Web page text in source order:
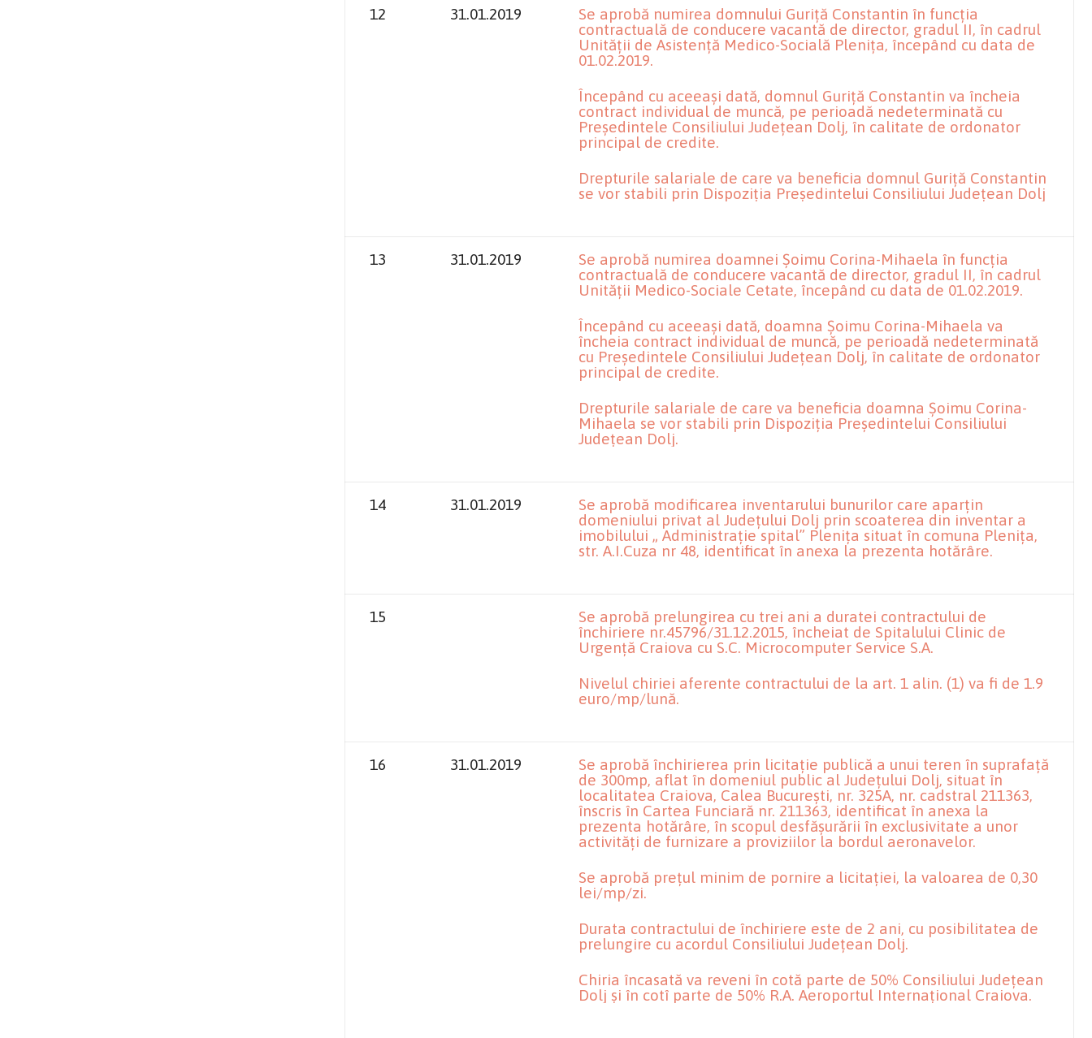
12 31.01.2019
Se aprobă numirea domnului Guriță Constantin în funcția
contractuală de conducere vacantă de director, gradul II, în cadrul
Unității de Asistență Medico-Socială Plenița, începând cu data de
01.02.2019.
Începând cu aceeași dată, domnul Guriță Constantin va încheia
contract individual de muncă, pe perioadă nedeterminată cu
Președintele Consiliului Județean Dolj, în calitate de ordonator
principal de credite.
Drepturile salariale de care va beneficia domnul Guriță Constantin
se vor stabili prin Dispoziția Președintelui Consiliului Județean Dolj
13 31.01.2019
Se aprobă numirea doamnei Șoimu Corina-Mihaela în funcția
contractuală de conducere vacantă de director, gradul II, în cadrul
Unității Medico-Sociale Cetate, începând cu data de 01.02.2019.
Începând cu aceeași dată, doamna Șoimu Corina-Mihaela va
încheia contract individual de muncă, pe perioadă nedeterminată
cu Președintele Consiliului Județean Dolj, în calitate de ordonator
principal de credite.
Drepturile salariale de care va beneficia doamna Șoimu Corina-
Mihaela se vor stabili prin Dispoziția Președintelui Consiliului
Județean Dolj.
14 31.01.2019
Se aprobă modificarea inventarului bunurilor care aparțin
domeniului privat al Județului Dolj prin scoaterea din inventar a
imobilului „ Administrație spital” Plenița situat în comuna Plenița,
str. A.I.Cuza nr 48, identificat în anexa la prezenta hotărâre.
15
Se aprobă prelungirea cu trei ani a duratei contractului de
închiriere nr.45796/31.12.2015, încheiat de Spitalului Clinic de
Urgență Craiova cu S.C. Microcomputer Service S.A.
Nivelul chiriei aferente contractului de la art. 1 alin. (1) va fi de 1.9
euro/mp/lună.
16 31.01.2019
Se aprobă închirierea prin licitație publică a unui teren în suprafață
de 300mp, aflat în domeniul public al Județului Dolj, situat în
localitatea Craiova, Calea București, nr. 325A, nr. cadstral 211363,
înscris în Cartea Funciară nr. 211363, identificat în anexa la
prezenta hotărâre, în scopul desfășurării în exclusivitate a unor
activități de furnizare a proviziilor la bordul aeronavelor.
Se aprobă prețul minim de pornire a licitației, la valoarea de 0,30
lei/mp/zi.
Durata contractului de închiriere este de 2 ani, cu posibilitatea de
prelungire cu acordul Consiliului Județean Dolj.
Chiria încasată va reveni în cotă parte de 50% Consiliului Județean
Dolj și în cotî parte de 50% R.A. Aeroportul Internațional Craiova.